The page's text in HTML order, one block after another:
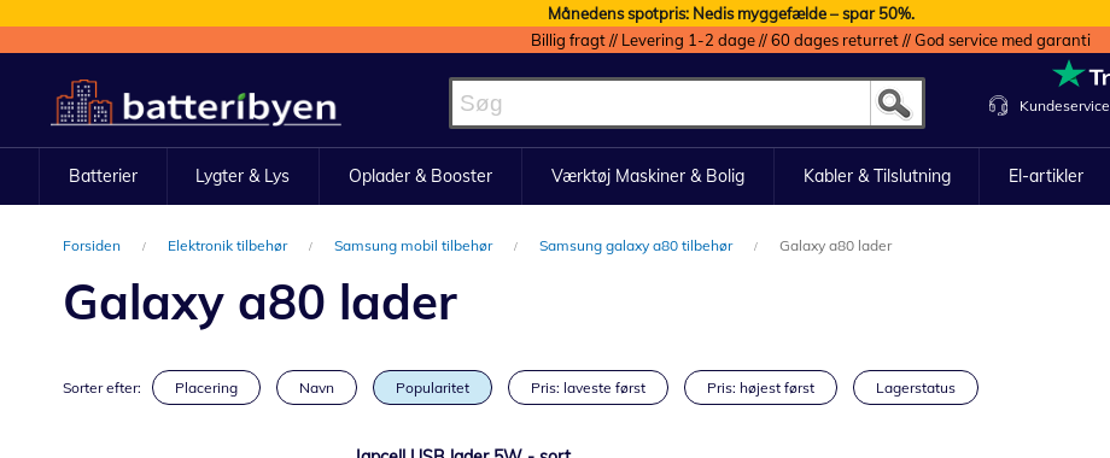
Månedens spotpris: Nedis myggefælde – spar 50%.
Billig fragt // Levering 1-2 dage // 60 dages returret // God service med garanti
to
Content
Kundeservice
Batterier Lygter & Lys Oplader & Booster Værktøj Maskiner & Bolig Kabler & Tilslutning El-artikler
Forsiden Elektronik tilbehør Samsung mobil tilbehør Samsung galaxy a80 tilbehør Galaxy a80 lader
Galaxy a80 lader
Sorter efter: Placering Navn Popularitet Pris: laveste først Pris: højest først Lagerstatus